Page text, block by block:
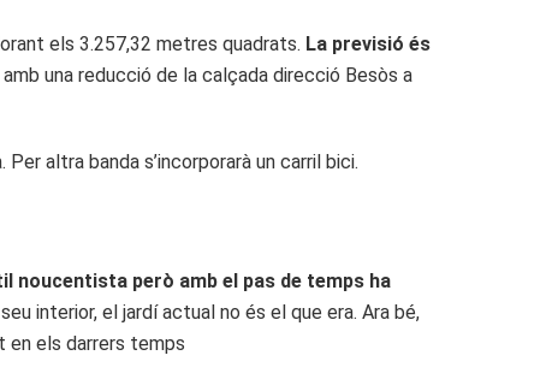
els 3.257,32 metres quadrats. La previsió és
una reducció de la calçada direcció Besòs a
altra banda s’incorporarà un carril bici.
noucentista però amb el pas de temps ha
interior, el jardí actual no és el que era. Ara bé,
en els darrers temps